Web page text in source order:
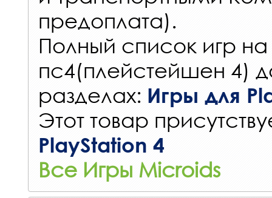
предоплата).
Полный список игр на
пс4(плейстейшен 4)
разделах: Игры для
Этот товар
PlayStation 4
Все Игры Microids